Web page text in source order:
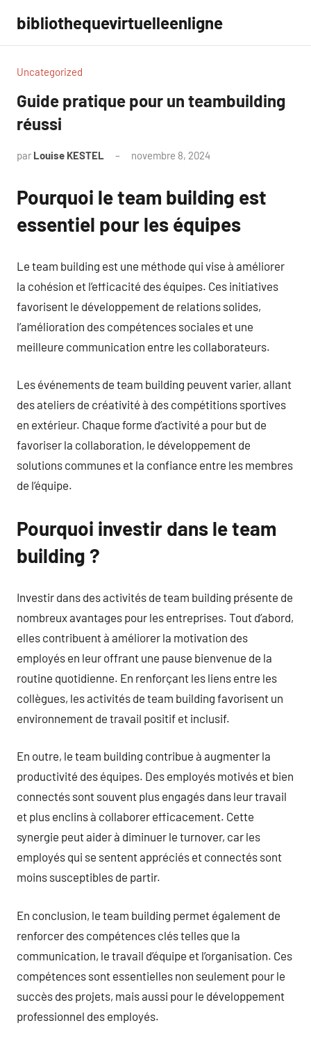
contenu
bibliothequevirtuelleenligne
Uncategorized
Guide pratique pour un teambuilding
réussi
par Louise KESTEL novembre 8, 2024
Pourquoi le team building est
essentiel pour les équipes
Le team building est une méthode qui vise à améliorer
la cohésion et l’efficacité des équipes. Ces initiatives
favorisent le développement de relations solides,
l’amélioration des compétences sociales et une
meilleure communication entre les collaborateurs.
Les événements de team building peuvent varier, allant
des ateliers de créativité à des compétitions sportives
en extérieur. Chaque forme d’activité a pour but de
favoriser la collaboration, le développement de
solutions communes et la confiance entre les membres
de l’équipe.
Pourquoi investir dans le team
building ?
Investir dans des activités de team building présente de
nombreux avantages pour les entreprises. Tout d’abord,
elles contribuent à améliorer la motivation des
employés en leur offrant une pause bienvenue de la
routine quotidienne. En renforçant les liens entre les
collègues, les activités de team building favorisent un
environnement de travail positif et inclusif.
En outre, le team building contribue à augmenter la
productivité des équipes. Des employés motivés et bien
connectés sont souvent plus engagés dans leur travail
et plus enclins à collaborer efficacement. Cette
synergie peut aider à diminuer le turnover, car les
employés qui se sentent appréciés et connectés sont
moins susceptibles de partir.
En conclusion, le team building permet également de
renforcer des compétences clés telles que la
communication, le travail d’équipe et l’organisation. Ces
compétences sont essentielles non seulement pour le
succès des projets, mais aussi pour le développement
professionnel des employés.